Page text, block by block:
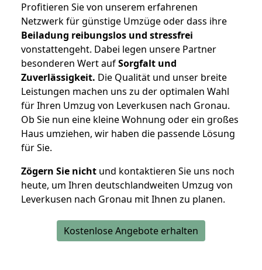
Profitieren Sie von unserem erfahrenen
Netzwerk für günstige Umzüge oder dass ihre
Beiladung reibungslos und stressfrei
vonstattengeht. Dabei legen unsere Partner
besonderen Wert aufSorgfalt und
Zuverlässigkeit. Die Qualität und unser breite
Leistungen machen uns zu der optimalen Wahl
für Ihren Umzug von Leverkusen nach Gronau.
Ob Sie nun eine kleine Wohnung oder ein großes
Haus umziehen, wir haben die passende Lösung
für Sie.
Zögern Sie nicht und kontaktieren Sie uns noch
heute, um Ihren deutschlandweiten Umzug von
Leverkusen nach Gronau mit Ihnen zu planen.
Kostenlose Angebote erhalten